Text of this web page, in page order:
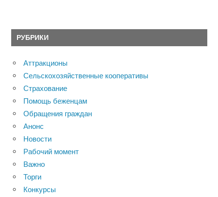
РУБРИКИ
Аттракционы
Сельскохозяйственные кооперативы
Страхование
Помощь беженцам
Обращения граждан
Анонс
Новости
Рабочий момент
Важно
Торги
Конкурсы